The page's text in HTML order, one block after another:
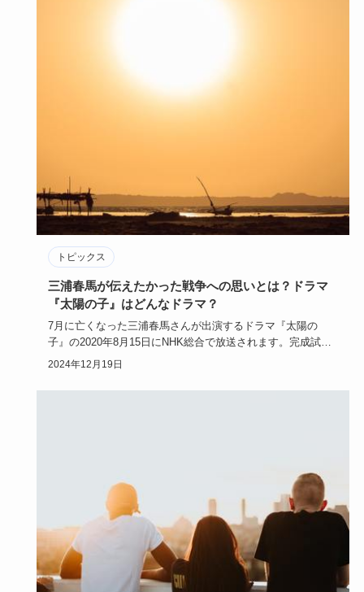
トピックス
三浦春馬が伝えたかった戦争への思いとは？ドラマ
『太陽の子』はどんなドラマ？
7月に亡くなった三浦春馬さんが出演するドラマ『太陽の
子』の2020年8月15日にNHK総合で放送されます。完成試写
会は、残…
2024年12月19日